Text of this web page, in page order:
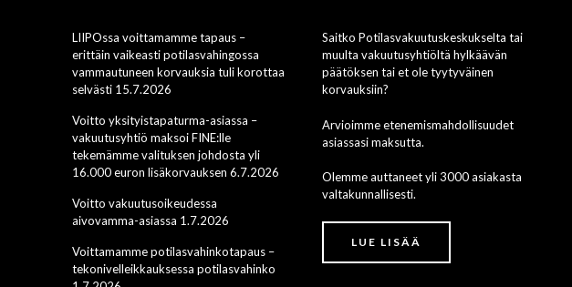
LIIPOssa voittamamme tapaus –
erittäin vaikeasti potilasvahingossa
vammautuneen korvauksia tuli korottaa
selvästi 15.7.2026
Voitto yksityistapaturma-asiassa –
vakuutusyhtiö maksoi FINE:lle
tekemämme valituksen johdosta yli
16.000 euron lisäkorvauksen 6.7.2026
Voitto vakuutusoikeudessa
aivovamma-asiassa 1.7.2026
Voittamamme potilasvahinkotapaus –
tekonivelleikkauksessa potilasvahinko
Saitko Potilasvakuutuskeskukselta tai
muulta vakuutusyhtiöltä hylkäävän
päätöksen tai et ole tyytyväinen
korvauksiin?
Arvioimme etenemismahdollisuudet
asiassasi maksutta.
Olemme auttaneet yli 3000 asiakasta
valtakunnallisesti.
LUE LISÄÄ